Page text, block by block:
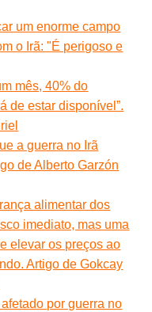
um enorme campo
o Irã: "É perigoso e
mês, 40% do
de estar disponível”.
a guerra no Irã
de Alberto Garzón
alimentar dos
imediato, mas uma
elevar os preços ao
Artigo de Gokcay
por guerra no